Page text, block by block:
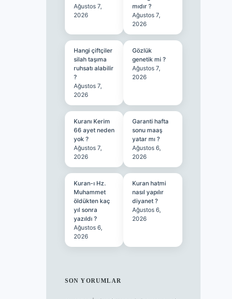
Ağustos 7,
2026
mıdır ?
Ağustos 7,
2026
Hangi çiftçiler
silah taşıma
ruhsatı alabilir
?
Ağustos 7,
2026
Gözlük
genetik mi ?
Ağustos 7,
2026
Kuranı Kerim
66 ayet neden
yok ?
Ağustos 7,
2026
Garanti hafta
sonu maaş
yatar mı ?
Ağustos 6,
2026
Kuran-ı Hz.
Muhammet
öldükten kaç
yıl sonra
yazıldı ?
Ağustos 6,
2026
Kuran hatmi
nasıl yapılır
diyanet ?
Ağustos 6,
2026
SON YORUMLAR